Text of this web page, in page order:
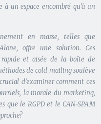
à un espace encombré qu’à un
en masse, telles que
offre une solution. Ces
et aisée de la boîte de
de cold mailing soulève
d’examiner comment ces
la morale du marketing,
que le RGPD et le CAN-SPAM